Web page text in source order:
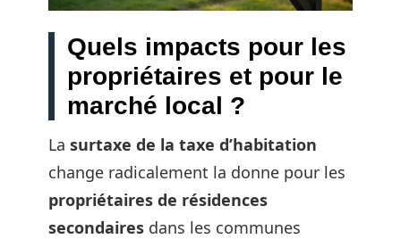
Quels impacts pour les
propriétaires et pour le
marché local ?
La surtaxe de la taxe d’habitation
change radicalement la donne pour les
propriétaires de résidences
secondaires dans les communes